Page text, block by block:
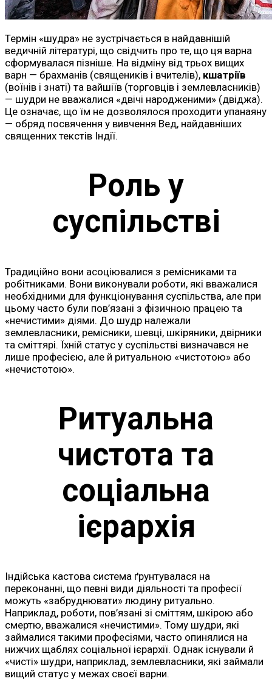
Термін «шудра» не зустрічається в найдавнішій
ведичній літературі, що свідчить про те, що ця варна
сформувалася пізніше. На відміну від трьох вищих
варн — брахманів (священиків і вчителів), кшатріїв
(воїнів і знаті) та вайшіїв (торговців і землевласників)
— шудри не вважалися «двічі народженими» (двіджа).
Це означає, що їм не дозволялося проходити упанаяну
— обряд посвячення у вивчення Вед, найдавніших
священних текстів Індії.
Роль у
суспільстві
Традиційно вони асоціювалися з ремісниками та
робітниками. Вони виконували роботи, які вважалися
необхідними для функціонування суспільства, але при
цьому часто були пов’язані з фізичною працею та
«нечистими» діями. До шудр належали
землевласники, ремісники, шевці, шкіряники, двірники
та сміттярі. Їхній статус у суспільстві визначався не
лише професією, але й ритуальною «чистотою» або
«нечистотою».
Ритуальна
чистота та
соціальна
ієрархія
Індійська кастова система ґрунтувалася на
переконанні, що певні види діяльності та професії
можуть «забруднювати» людину ритуально.
Наприклад, роботи, пов’язані зі сміттям, шкірою або
смертю, вважалися «нечистими». Тому шудри, які
займалися такими професіями, часто опинялися на
нижчих щаблях соціальної ієрархії. Однак існували й
«чисті» шудри, наприклад, землевласники, які займали
вищий статус у межах своєї варни.